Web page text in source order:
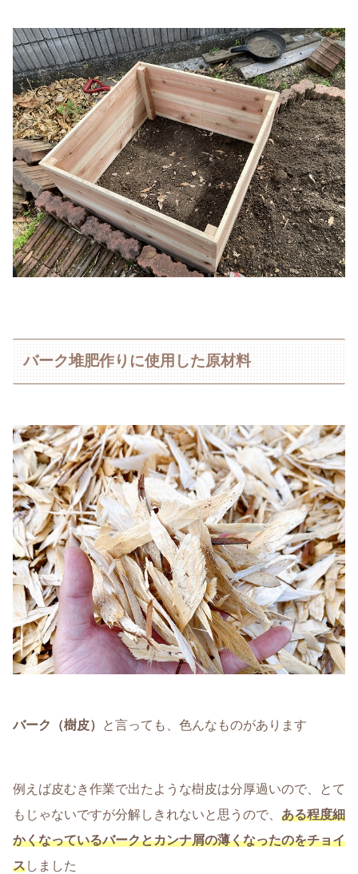
バーク堆肥作りに使用した原材料
バーク（樹皮） と言っても、色んなものがあります
例えば皮むき作業で出たような樹皮は分厚過いので、とて
もじゃないですが分解しきれないと思うので、 ある程度細
かくなっているバークとカンナ屑の薄くなったのをチョイ
スしました